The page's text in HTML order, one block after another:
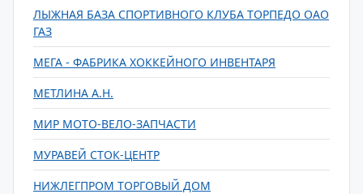
ЛЫЖНАЯ БАЗА СПОРТИВНОГО КЛУБА ТОРПЕДО ОАО
ГАЗ
МЕГА - ФАБРИКА ХОККЕЙНОГО ИНВЕНТАРЯ
МЕТЛИНА А.Н.
МИР МОТО-ВЕЛО-ЗАПЧАСТИ
МУРАВЕЙ СТОК-ЦЕНТР
НИЖЛЕГПРОМ ТОРГОВЫЙ ДОМ